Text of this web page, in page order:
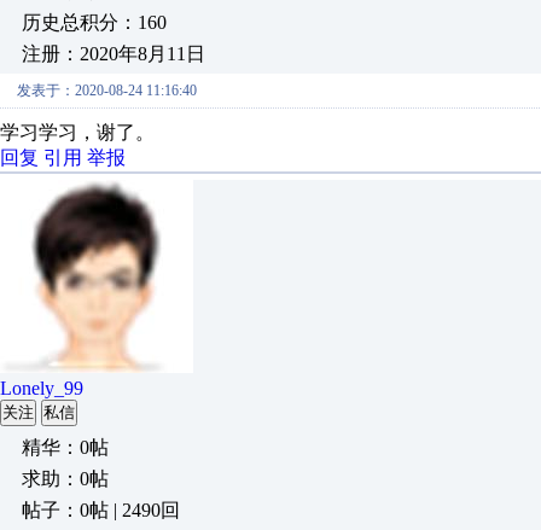
历史总积分：160
注册：2020年8月11日
发表于：2020-08-24 11:16:40
学习学习，谢了。
回复 引用 举报
Lonely_99
关注 私信
精华：0帖
求助：0帖
帖子：0帖 | 2490回